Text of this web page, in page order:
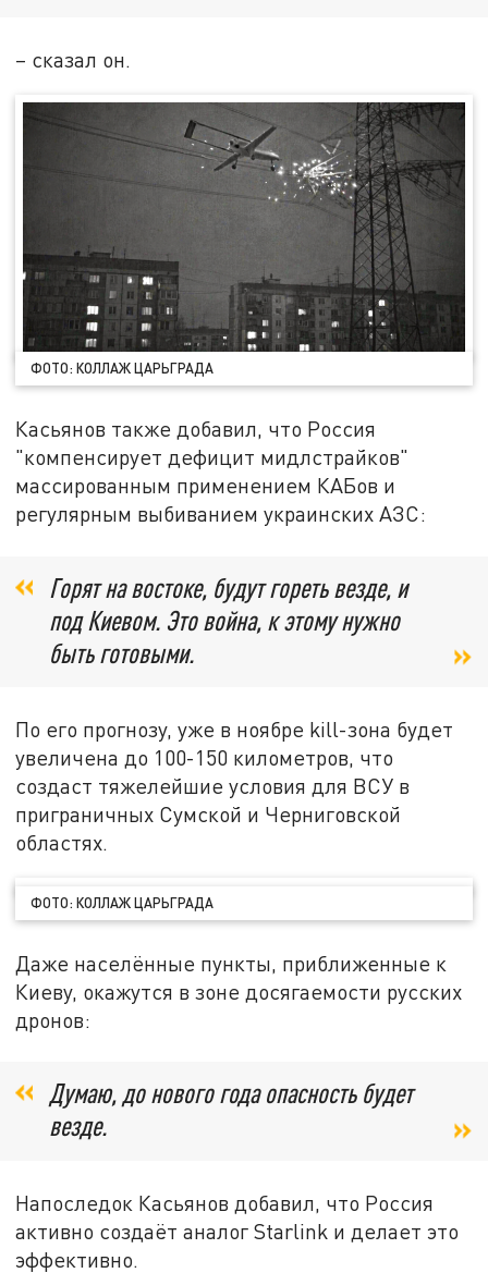
– сказал он.
ФОТО: КОЛЛАЖ ЦАРЬГРАДА
Касьянов также добавил, что Россия
"компенсирует дефицит мидлстрайков"
массированным применением КАБов и
регулярным выбиванием украинских АЗС:
Горят на востоке, будут гореть везде, и
под Киевом. Это война, к этому нужно
быть готовыми.
По его прогнозу, уже в ноябре kill-зона будет
увеличена до 100-150 километров, что
создаст тяжелейшие условия для ВСУ в
приграничных Сумской и Черниговской
областях.
ФОТО: КОЛЛАЖ ЦАРЬГРАДА
Даже населённые пункты, приближенные к
Киеву, окажутся в зоне досягаемости русских
дронов:
Думаю, до нового года опасность будет
везде.
Напоследок Касьянов добавил, что Россия
активно создаёт аналог Starlink и делает это
эффективно.